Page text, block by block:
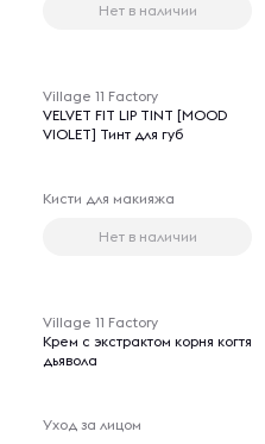
Нет в наличии
Village 11 Factory
VELVET FIT LIP TINT [MOOD
VIOLET] Тинт для губ
Кисти для макияжа
Нет в наличии
Village 11 Factory
Крем с экстрактом корня когтя
дьявола
Уход за лицом